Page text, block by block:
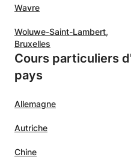
Wavre
Woluwe-Saint-Lambert,
Bruxelles
Cours particuliers
pays
Allemagne
Autriche
Chine